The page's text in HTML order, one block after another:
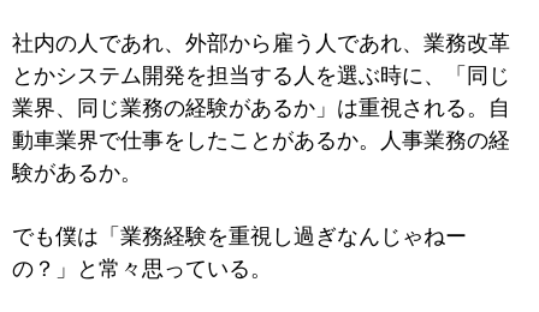
社内の人であれ、外部から雇う人であれ、業務改革
とかシステム開発を担当する人を選ぶ時に、「同じ
業界、同じ業務の経験があるか」は重視される。自
動車業界で仕事をしたことがあるか。人事業務の経
験があるか。
でも僕は「業務経験を重視し過ぎなんじゃねー
の？」と常々思っている。